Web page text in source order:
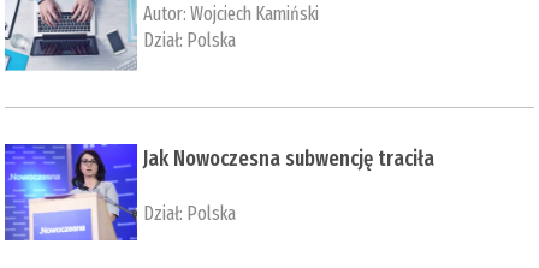
Autor:Wojciech Kamiński
Dział: Polska
Jak Nowoczesna subwencję traciła
Dział: Polska